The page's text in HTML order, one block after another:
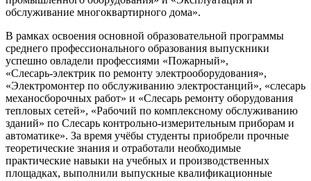
обслуживание многоквартирного дома».
В рамках освоения основной образовательной программы
среднего профессионального образования выпускники
успешно овладели профессиями «Пожарный»,
«Слесарь‑электрик по ремонту электрооборудования»,
«Электромонтер по обслуживанию электростанций», «слесарь
механосборочных работ» и «Слесарь ремонту оборудования
тепловых сетей», «Рабочий по комплексному обслуживанию
зданий» по Слесарь контрольно‑измерительным приборам и
автоматике». За время учёбы студенты приобрели прочные
теоретические знания и отработали необходимые
практические навыки на учебных и производственных
площадках, выполнили выпускные квалификационные